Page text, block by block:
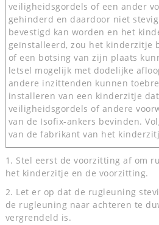
veiligheidsgordels of een ander
gehinderd en daardoor niet
bevestigd kan worden en het
geïnstalleerd, zou het kinderzitje
of een botsing van zijn plaats
letsel mogelijk met dodelijke
andere inzittenden kunnen
installeren van een kinderzitje
veiligheidsgordels of andere
van de Isofix-ankers bevinden.
van de fabrikant van het
1. Stel eerst de voorzitting af om
het kinderzitje en de voorzitting.
2. Let er op dat de rugleuning
de rugleuning naar achteren te
vergrendeld is.